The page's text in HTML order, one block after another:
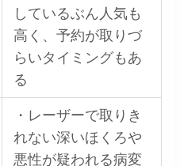
しているぶん人気も
高く、予約が取りづ
らいタイミングもあ
る
・レーザーで取りき
れない深いほくろや
悪性が疑われる病変